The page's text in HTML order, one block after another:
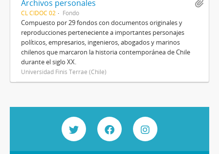
Archivos personales
CL CIDOC 02 Fondo
Compuesto por 29 fondos con documentos originales y
reproducciones perteneciente a importantes personajes
políticos, empresarios, ingenieros, abogados y marinos
chilenos que marcaron la historia contemporánea de Chile
durante el siglo XX.
Universidad Finis Terrae (Chile)